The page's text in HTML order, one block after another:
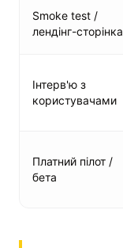
Smoke test /
лендінг-сторінка
Інтерв'ю з
користувачами
Платний пілот /
бета